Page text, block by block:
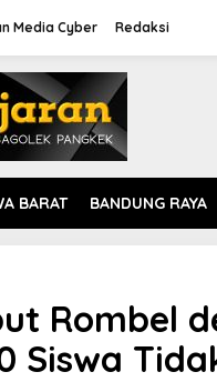
Media Cyber Redaksi
BARAT BANDUNG RAYA
Rombel
Siswa